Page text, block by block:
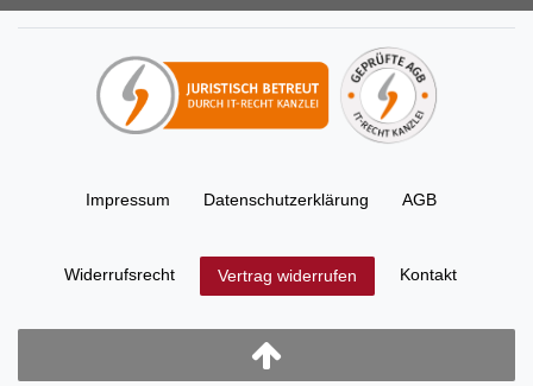
Impressum Daten­schutz­erklärung AGB
Widerrufs­recht Vertrag widerrufen Kontakt